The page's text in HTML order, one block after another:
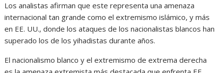
Los analistas afirman que este representa una amenaza
internacional tan grande como el extremismo islámico, y más
en EE. UU., donde los ataques de los nacionalistas blancos han
superado los de los yihadistas durante años.
El nacionalismo blanco y el extremismo de extrema derecha